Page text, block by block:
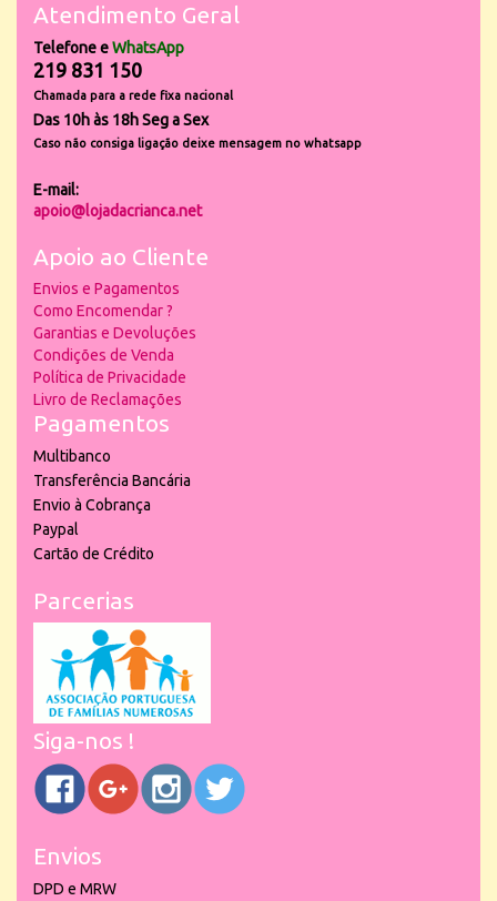
Atendimento Geral
Telefone eWhatsApp
219 831 150
Chamada para a rede fixa nacional
Das 10h às 18h Seg a Sex
Caso não consiga ligação deixe mensagem no whatsapp
E-mail:
apoio@lojadacrianca.net
Apoio ao Cliente
Envios e Pagamentos
Como Encomendar ?
Garantias e Devoluções
Condições de Venda
Política de Privacidade
Livro de Reclamações
Pagamentos
Multibanco
Transferência Bancária
Envio à Cobrança
Paypal
Cartão de Crédito
Parcerias
Siga-nos !
Envios
DPD e MRW